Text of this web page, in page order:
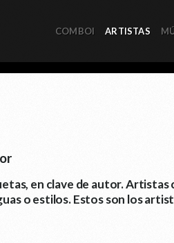
COMBOI ARTISTAS
en clave de autor.
o estilos. Estos son los